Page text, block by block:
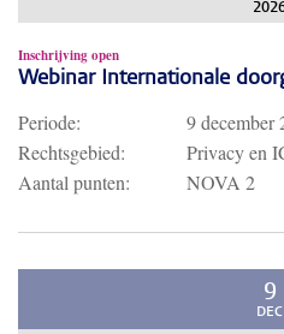
Inschrijving open
Webinar Internationale
Periode:
9 december
Rechtsgebied:
Privacy en
Aantal punten:
NOVA 2
9
DEC